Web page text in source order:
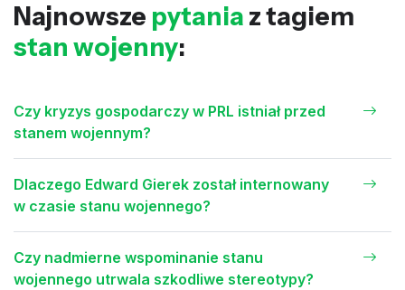
Najnowsze pytania z tagiem
stan wojenny:
Czy kryzys gospodarczy w PRL istniał przed
stanem wojennym?
Dlaczego Edward Gierek został internowany
w czasie stanu wojennego?
Czy nadmierne wspominanie stanu
wojennego utrwala szkodliwe stereotypy?